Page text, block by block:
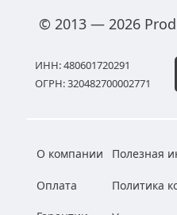
Политика
© 2013 — 2026
ИНН: 480601720291
ОГРН: 320482700002771
О компании
Оплата
Полезная